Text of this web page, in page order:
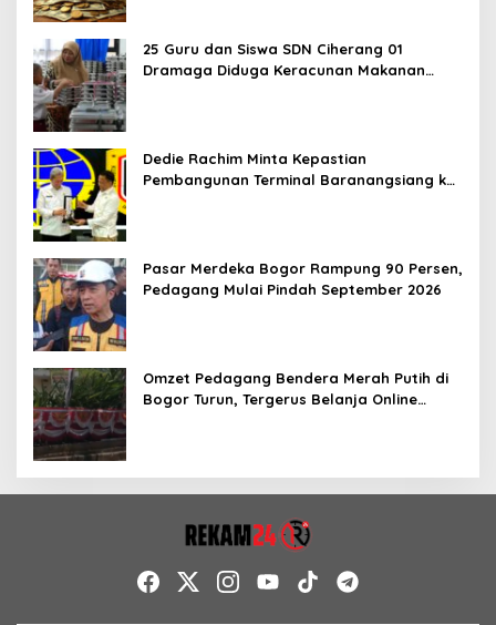
25 Guru dan Siswa SDN Ciherang 01
Dramaga Diduga Keracunan Makanan
Dedie Rachim Minta Kepastian
Pembangunan Terminal Baranangsiang ke
Pasar Merdeka Bogor Rampung 90 Persen,
Pedagang Mulai Pindah September 2026
Omzet Pedagang Bendera Merah Putih di
Bogor Turun, Tergerus Belanja Online